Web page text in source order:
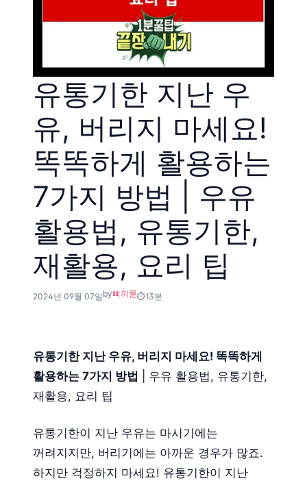
유통기한 지난 우
유, 버리지 마세요!
똑똑하게 활용하는
7가지 방법 | 우유
활용법, 유통기한,
재활용, 요리 팁
2024년 09월 07일 by삐끼룬 13분
유통기한 지난 우유, 버리지 마세요! 똑똑하게
활용하는 7가지 방법
| 우유 활용법, 유통기한,
재활용, 요리 팁
유통기한이 지난 우유는 마시기에는
꺼려지지만, 버리기에는 아까운 경우가 많죠.
하지만 걱정하지 마세요! 유통기한이 지난